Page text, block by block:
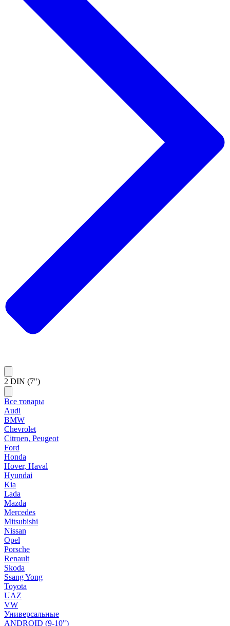
2 DIN (7")
Все товары
Audi
BMW
Chevrolet
Citroen, Peugeot
Ford
Honda
Hover, Haval
Hyundai
Kia
Lada
Mazda
Mercedes
Mitsubishi
Nissan
Opel
Porsche
Renault
Skoda
Ssang Yong
Toyota
UAZ
VW
Универсальные
ANDROID (9-10")